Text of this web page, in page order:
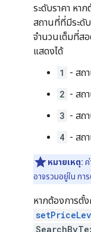
ระดับราคา หา
สถานที่ที่มีระดับ
จำนวนเต็มที่ส
แสดงได้
1
- สถ
2 - สถ
3 - สถ
4 - สถ
หมายเหตุ: ค่
อาจรวมอยู่ใน กา
หากต้องการตั้ง